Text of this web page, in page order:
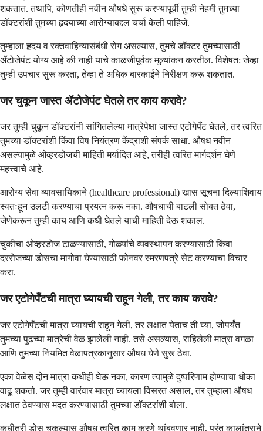
शकतात. तथापि, कोणतीही नवीन औषधे सुरू करण्यापूर्वी तुम्ही नेहमी तुमच्या
डॉक्टरांशी तुमच्या हृदयाच्या आरोग्याबद्दल चर्चा केली पाहिजे.
तुम्हाला हृदय व रक्तवाहिन्यासंबंधी रोग असल्यास, तुमचे डॉक्टर तुमच्यासाठी
ॲटोजेपंट योग्य आहे की नाही याचे काळजीपूर्वक मूल्यांकन करतील. विशेषत: जेव्हा
तुम्ही उपचार सुरू करता, तेव्हा ते अधिक बारकाईने निरीक्षण करू शकतात.
जर चुकून जास्त ॲटोजेपंट घेतले तर काय करावे?
जर तुम्ही चुकून डॉक्टरांनी सांगितलेल्या मात्रेपेक्षा जास्त एटोगेपँट घेतले, तर त्वरित
तुमच्या डॉक्टरांशी किंवा विष नियंत्रण केंद्राशी संपर्क साधा. औषध नवीन
असल्यामुळे ओव्हरडोजची माहिती मर्यादित आहे, तरीही त्वरित मार्गदर्शन घेणे
महत्त्वाचे आहे.
आरोग्य सेवा व्यावसायिकाने (healthcare professional) खास सूचना दिल्याशिवाय
स्वतःहून उलटी करण्याचा प्रयत्न करू नका. औषधाची बाटली सोबत ठेवा,
जेणेकरून तुम्ही काय आणि कधी घेतले याची माहिती देऊ शकाल.
चुकीचा ओव्हरडोज टाळण्यासाठी, गोळ्यांचे व्यवस्थापन करण्यासाठी किंवा
दररोजच्या डोसचा मागोवा घेण्यासाठी फोनवर स्मरणपत्रे सेट करण्याचा विचार
करा.
जर एटोगेपँटची मात्रा घ्यायची राहून गेली, तर काय करावे?
जर एटोगेपँटची मात्रा घ्यायची राहून गेली, तर लक्षात येताच ती घ्या, जोपर्यंत
तुमच्या पुढच्या मात्रेची वेळ झालेली नाही. तसे असल्यास, राहिलेली मात्रा वगळा
आणि तुमच्या नियमित वेळापत्रकानुसार औषध घेणे सुरू ठेवा.
एका वेळेस दोन मात्रा कधीही घेऊ नका, कारण त्यामुळे दुष्परिणाम होण्याचा धोका
वाढू शकतो. जर तुम्ही वारंवार मात्रा घ्यायला विसरत असाल, तर तुम्हाला औषध
लक्षात ठेवण्यास मदत करण्यासाठी तुमच्या डॉक्टरांशी बोला.
कधीतरी डोस चुकल्यास औषध त्वरित काम करणे थांबवणार नाही, परंतु कालांतराने